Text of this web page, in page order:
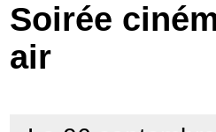
Economie
Services
Soirée
air